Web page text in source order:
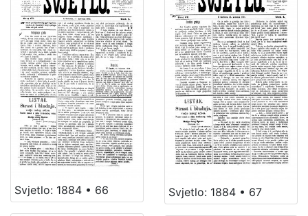
Svjetlo: 1884 • 66 Svjetlo: 1884 • 67